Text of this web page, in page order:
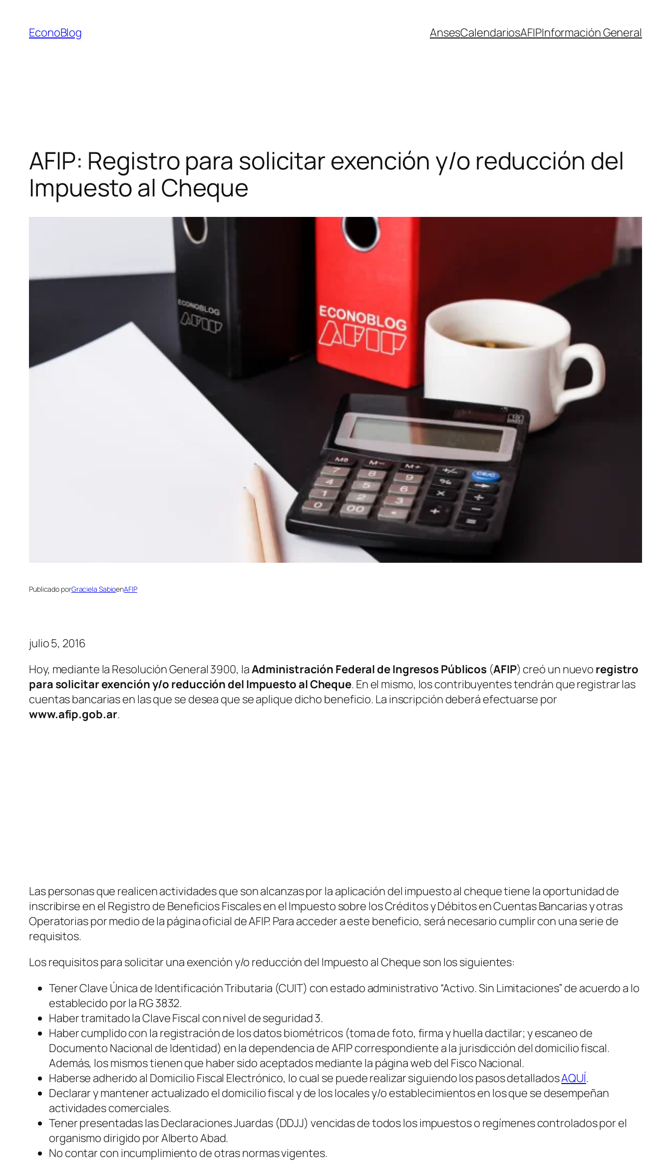
contenido
EconoBlog AnsesCalendariosAFIPInformación General
AFIP: Registro para solicitar exención y/o reducción del
Impuesto al Cheque
Publicado porGraciela SabioenAFIP
julio 5, 2016
Hoy, mediante la Resolución General 3900, laAdministración Federal de Ingresos Públicos (AFIP) creó un nuevo registro
para solicitar exención y/o reducción del Impuesto al Cheque. En el mismo, los contribuyentes tendrán que registrar las
cuentas bancarias en las que se desea que se aplique dicho beneficio. La inscripción deberá efectuarse por
www.afip.gob.ar.
Las personas que realicen actividades que son alcanzas por la aplicación del impuesto al cheque tiene la oportunidad de
inscribirse en el Registro de Beneficios Fiscales en el Impuesto sobre los Créditos y Débitos en Cuentas Bancarias y otras
Operatorias por medio de la página oficial de AFIP. Para acceder a este beneficio, será necesario cumplir con una serie de
requisitos.
Los requisitos para solicitar una exención y/o reducción del Impuesto al Cheque son los siguientes:
Tener Clave Única de Identificación Tributaria (CUIT) con estado administrativo “Activo. Sin Limitaciones” de acuerdo a lo
establecido por la RG 3832.
Haber tramitado la Clave Fiscal con nivel de seguridad 3.
Haber cumplido con la registración de los datos biométricos (toma de foto, firma y huella dactilar; y escaneo de
Documento Nacional de Identidad) en la dependencia de AFIP correspondiente a la jurisdicción del domicilio fiscal.
Además, los mismos tienen que haber sido aceptados mediante la página web del Fisco Nacional.
Haberse adherido al Domicilio Fiscal Electrónico, lo cual se puede realizar siguiendo los pasos detalladosAQUÍ.
Declarar y mantener actualizado el domicilio fiscal y de los locales y/o establecimientos en los que se desempeñan
actividades comerciales.
Tener presentadas las Declaraciones Juardas (DDJJ) vencidas de todos los impuestos o regímenes controlados por el
organismo dirigido por Alberto Abad.
No contar con incumplimiento de otras normas vigentes.